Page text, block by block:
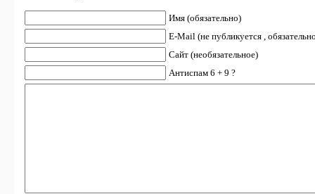
Имя (обязательно)
E-Mail (не публикуется ,
Сайт (необязательное)
Антиспам 6 + 9 ?